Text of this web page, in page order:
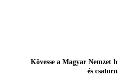
Kövesse a Magyar Nemzet
és